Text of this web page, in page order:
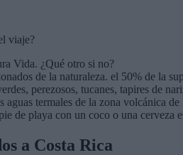
viaje?
Vida. ¿Qué otro si no?
de la naturaleza. el 50% de la
perezosos, tucanes, tapires de
aguas termales de la zona volcánica
de playa con un coco o una cerveza
a Costa Rica